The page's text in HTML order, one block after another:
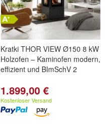
Kratki THOR VIEW Ø150 8 kW
Holzofen – Kaminofen modern,
effizient und BImSchV 2
1.899,00 €
Kostenloser Versand